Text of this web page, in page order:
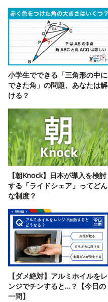
小学生でできる「三角形の中に
できた角」の問題、あなたは解
ける？
【朝Knock】日本が導入を検討
する「ライドシェア」ってどん
な制度？
【ダメ絶対】アルミホイルをレ
ンジでチンすると…？【今日の
一問】